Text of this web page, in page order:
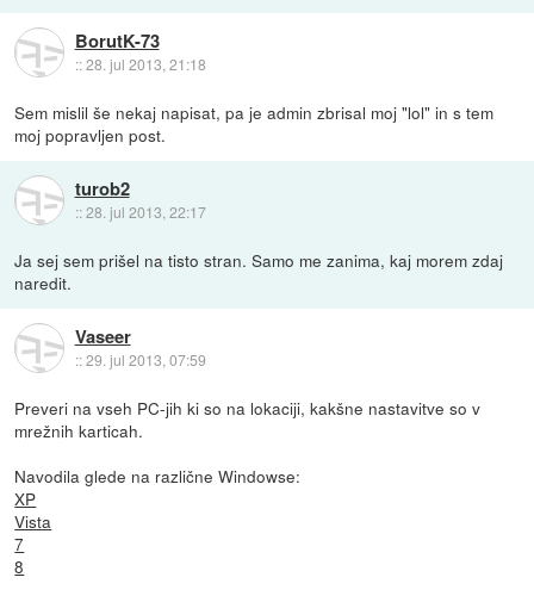
BorutK-73
::28. jul 2013, 21:18
Sem mislil še nekaj napisat, pa je admin zbrisal moj "lol" in s tem
moj popravljen post.
turob2
::28. jul 2013, 22:17
Ja sej sem prišel na tisto stran. Samo me zanima, kaj morem zdaj
naredit.
Vaseer
::29. jul 2013, 07:59
Preveri na vseh PC-jih ki so na lokaciji, kakšne nastavitve so v
mrežnih karticah.
Navodila glede na različne Windowse:
XP
Vista
7
8